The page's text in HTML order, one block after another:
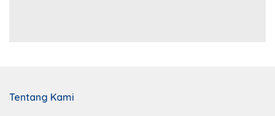
Tentang Kami